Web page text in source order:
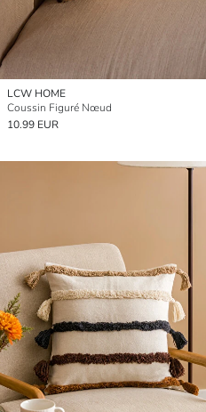
LCW HOME
Coussin Figuré Nœud
10.99 EUR